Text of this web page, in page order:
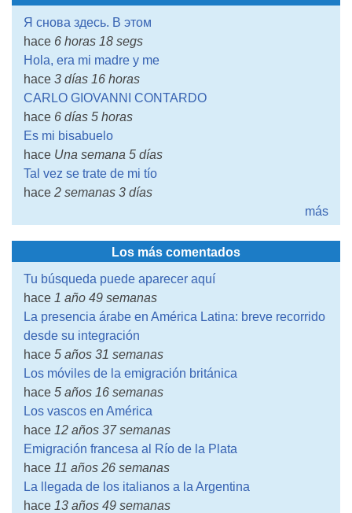
Я снова здесь. В этом
hace 6 horas 18 segs
Hola, era mi madre y me
hace 3 días 16 horas
CARLO GIOVANNI CONTARDO
hace 6 días 5 horas
Es mi bisabuelo
hace Una semana 5 días
Tal vez se trate de mi tío
hace 2 semanas 3 días
más
Los más comentados
Tu búsqueda puede aparecer aquí
hace 1 año 49 semanas
La presencia árabe en América Latina: breve recorrido
desde su integración
hace 5 años 31 semanas
Los móviles de la emigración británica
hace 5 años 16 semanas
Los vascos en América
hace 12 años 37 semanas
Emigración francesa al Río de la Plata
hace 11 años 26 semanas
La llegada de los italianos a la Argentina
hace 13 años 49 semanas